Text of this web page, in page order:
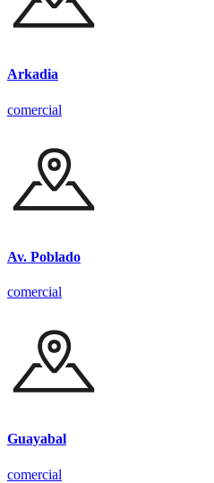
Arkadia
comercial
Av. Poblado
comercial
Guayabal
comercial